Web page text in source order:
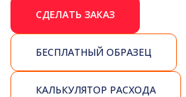
СДЕЛАТЬ ЗАКАЗ
БЕСПЛАТНЫЙ ОБРАЗЕЦ
КАЛЬКУЛЯТОР РАСХОДА